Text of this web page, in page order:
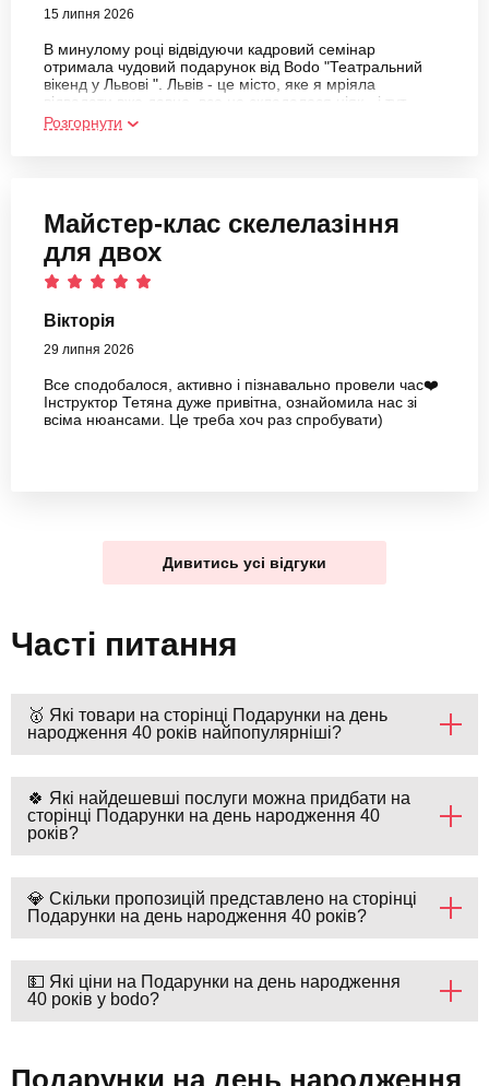
15 липня 2026
В минулому році відвідуючи кадровий семінар
отримала чудовий подарунок від Bodo "Театральний
вікенд у Львові ". Львів - це місто, яке я мріяла
відвадати вже давно, все не складалося ніяк - і тут
такий подарунок. Ну що я можу сказати? Це дійсно Вау.
Бо здійснилася одна із моїх мрій + ми відвідали
дні.
Розгорнути
Майстер-клас скелелазіння
для двох
Вікторія
29 липня 2026
Все сподобалося, активно і пізнавально провели час❤️
Інструктор Тетяна дуже привітна, ознайомила нас зі
всіма нюансами. Це треба хоч раз спробувати)
Дивитись усі відгуки
Часті питання
🥇 Які товари на сторінці Подарунки на день
народження 40 років найпопулярніші?
🍀 Які найдешевші послуги можна придбати на
сторінці Подарунки на день народження 40
років?
💎 Скільки пропозицій представлено на сторінці
Подарунки на день народження 40 років?
💵 Які ціни на Подарунки на день народження
40 років у bodo?